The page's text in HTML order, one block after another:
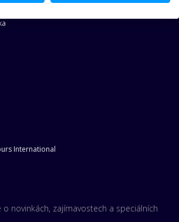
International
o novinkách, zajímavostech a speciálních